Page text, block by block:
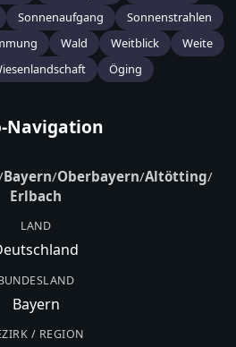
Sonnenaufgang
Sonnenstrahlen
Wald Weitblick
Weite
Öging
Navigation
Bayern/Oberbayern/Altötting/
Erlbach
LAND
Bayern
/ REGION